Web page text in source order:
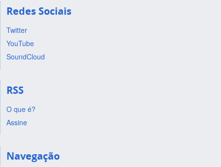
Redes Sociais
Twitter
YouTube
SoundCloud
RSS
O que é?
Assine
Navegação